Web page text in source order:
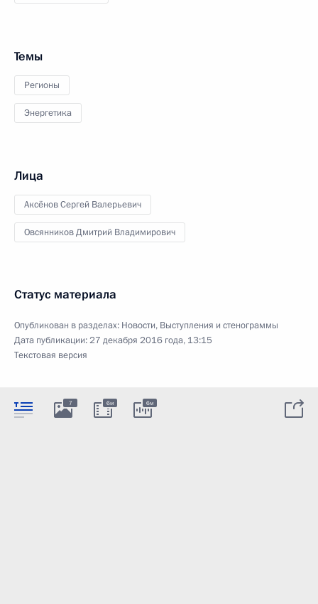
Темы
Регионы
Энергетика
Лица
Аксёнов Сергей Валерьевич
Овсянников Дмитрий Владимирович
Статус материала
Опубликован в разделах: Новости, Выступления и стенограммы
Дата публикации:27 декабря 2016 года, 13:15
Текстовая версия
7 6м 6м